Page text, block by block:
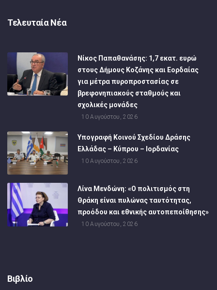
Τελευταία Νέα
Νίκος Παπαθανάσης: 1,7 εκατ. ευρώ
στους Δήμους Κοζάνης και Εορδαίας
για μέτρα πυροπροστασίας σε
βρεφονηπιακούς σταθμούς και
σχολικές μονάδες
10 Αυγούστου, 2026
Υπογραφή Κοινού Σχεδίου Δράσης
Ελλάδας – Κύπρου – Ιορδανίας
10 Αυγούστου, 2026
Λίνα Μενδώνη: «Ο πολιτισμός στη
Θράκη είναι πυλώνας ταυτότητας,
προόδου και εθνικής αυτοπεποίθησης»
10 Αυγούστου, 2026
Βιβλίο